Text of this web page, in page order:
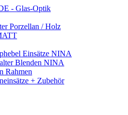
- Glas-Optik
Porzellan / Holz
Einsätze NINA
Blenden NINA
Rahmen
+ Zubehör